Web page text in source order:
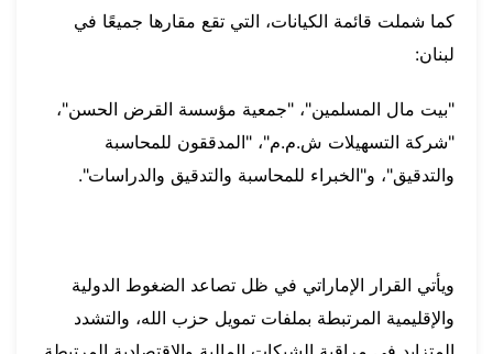
كما شملت قائمة الكيانات، التي تقع مقارها جميعًا في
لبنان:
"بيت مال المسلمين"، "جمعية مؤسسة القرض الحسن"،
"شركة التسهيلات ش.م.م"، "المدققون للمحاسبة
والتدقيق"، و"الخبراء للمحاسبة والتدقيق والدراسات".
ويأتي القرار الإماراتي في ظل تصاعد الضغوط الدولية
والإقليمية المرتبطة بملفات تمويل حزب الله، والتشدد